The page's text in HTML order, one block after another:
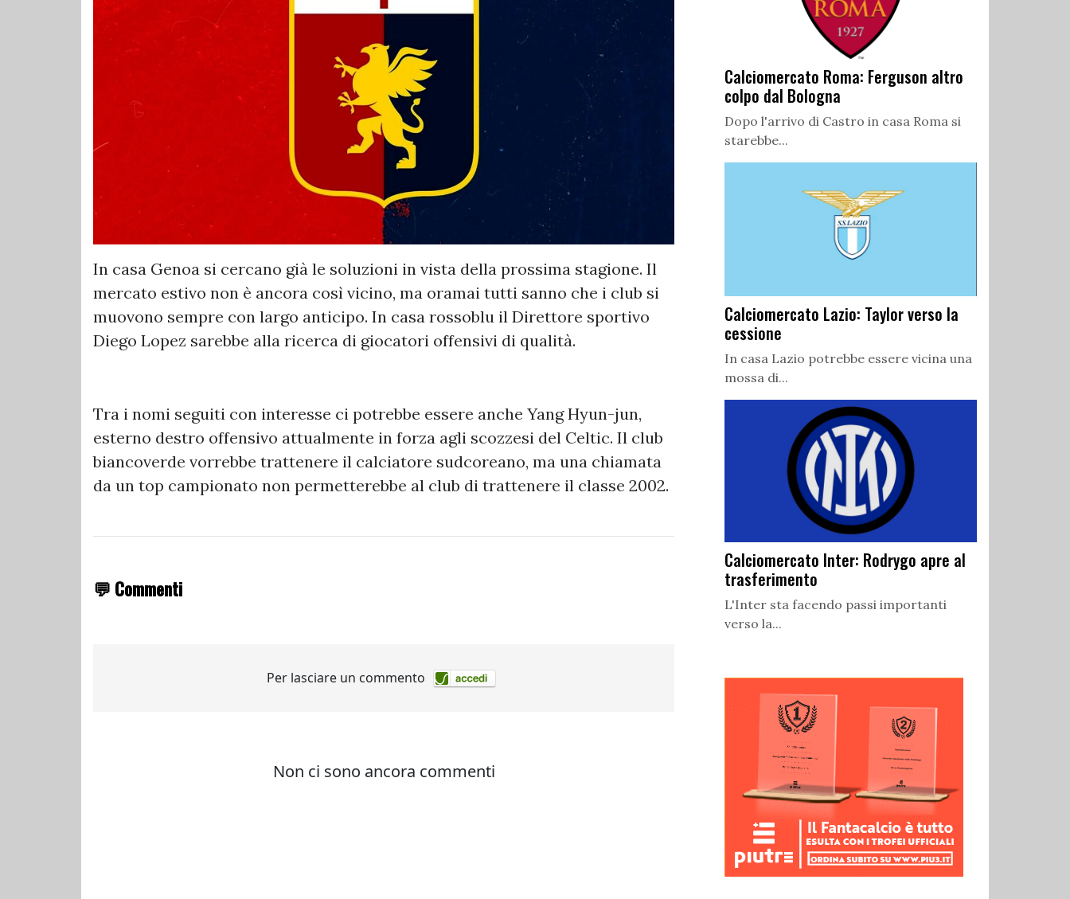
In casa Genoa si cercano già le soluzioni in vista della prossima stagione. Il
mercato estivo non è ancora così vicino, ma oramai tutti sanno che i club si
muovono sempre con largo anticipo. In casa rossoblu il Direttore sportivo
Diego Lopez sarebbe alla ricerca di giocatori offensivi di qualità.
Tra i nomi seguiti con interesse ci potrebbe essere anche Yang Hyun-jun,
esterno destro offensivo attualmente in forza agli scozzesi del Celtic. Il club
biancoverde vorrebbe trattenere il calciatore sudcoreano, ma una chiamata
da un top campionato non permetterebbe al club di trattenere il classe 2002.
💬 Commenti
Calciomercato Roma: Ferguson altro
colpo dal Bologna
Dopo l'arrivo di Castro in casa Roma si
starebbe...
Calciomercato Lazio: Taylor verso la
cessione
In casa Lazio potrebbe essere vicina una
mossa di...
Calciomercato Inter: Rodrygo apre al
trasferimento
L'Inter sta facendo passi importanti
verso la...